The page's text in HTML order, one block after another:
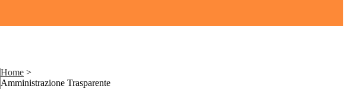
Home >
Amministrazione Trasparente